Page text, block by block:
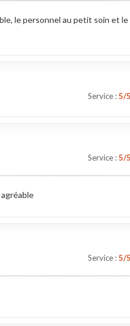
le personnel au petit soin et
Service :5/5
Service :5/5
Service :5/5